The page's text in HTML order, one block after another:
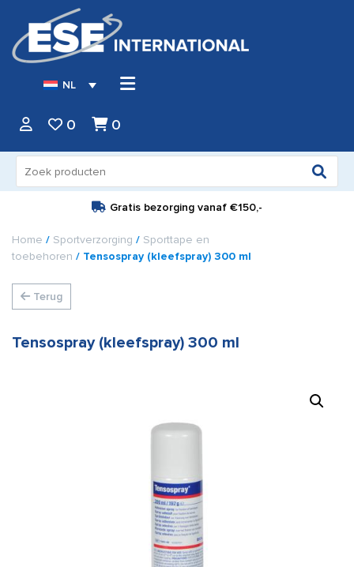
NL
0 0
naar:
Gratis bezorging vanaf €150,-
Home / Sportverzorging / Sporttape en
toebehoren / Tensospray (kleefspray) 300 ml
Terug
Tensospray (kleefspray) 300 ml